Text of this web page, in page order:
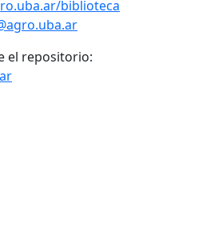
biblioteca
el repositorio: